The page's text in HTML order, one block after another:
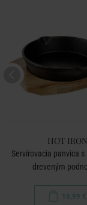
HOT IRON
Servírovacia panvica
dreveným
15,99 €